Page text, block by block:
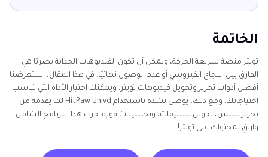
الخاتمة
تويتر منصة سريعة الحركة، ويمكن أن تكون الفيديوهات الجذابة بصريًا هي
الفارق بين النجاح الفيروسي أو عدم الوصول نهائيًا. في هذا المقال، استعرضنا
أفضل أدوات تحرير وتحويل فيديوهات تويتر، ويمكنك اختيار الأداة التي تناسب
احتياجاتك. ومع ذلك، يُوصى بشدة باستخدام HitPaw Univd لما يقدمه من
تحرير سلس، تحويل تنسيقات، وتحسينات قوية. جرب هذا البرنامج الشامل
وارتقِ بمحتواك على تويتر!